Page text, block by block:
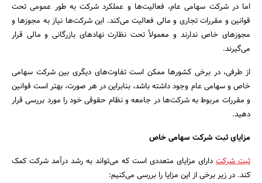
اما در شرکت سهامی عام، فعالیت‌ها و عملکرد شرکت به طور عمومی تحت
قوانین و مقررات تجاری و مالی فعالیت می‌کند. این شرکت‌ها نیاز به مجوزها و
مجوزهای خاص ندارند و معمولاً تحت نظارت نهاد‌های بازرگانی و مالی قرار
می‌گیرند.
از طرفی، در برخی کشورها ممکن است تفاوت‌های دیگری بین شرکت سهامی
خاص و سهامی عام وجود داشته باشد، بنابراین در هر صورت، بهتر است قوانین
و مقررات مربوط به شرکت‌ها در جامعه و نظام حقوقی خود را مورد بررسی قرار
دهید.
مزایای ثبت شرکت سهامی خاص
ثبت شرکت دارای مزایای متعددی است که می‌تواند به رشد درآمد شرکت کمک
کند. در زیر برخی از این مزایا را بررسی می‌کنیم: